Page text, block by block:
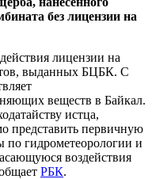
без лицензии на
лицензии на
выданных БЦБК. С
веществ в Байкал.
истца,
представить первичную
гидрометеорологии и
воздействия
РБК.